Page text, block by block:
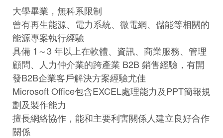
大學畢業，無科系限制
曾有再生能源、電力系統、微電網、儲能等相關的
能源專案執行經驗
具備 1～3 年以上在軟體、資訊、商業服務、管理
顧問、人力仲介業的跨產業 B2B 銷售經驗，有開
發B2B企業客戶解決方案經驗尤佳
Microsoft Office包含EXCEL處理能力及PPT簡報規
劃及製作能力
擅長網絡協作，能和主要利害關係人建立良好合作
關係